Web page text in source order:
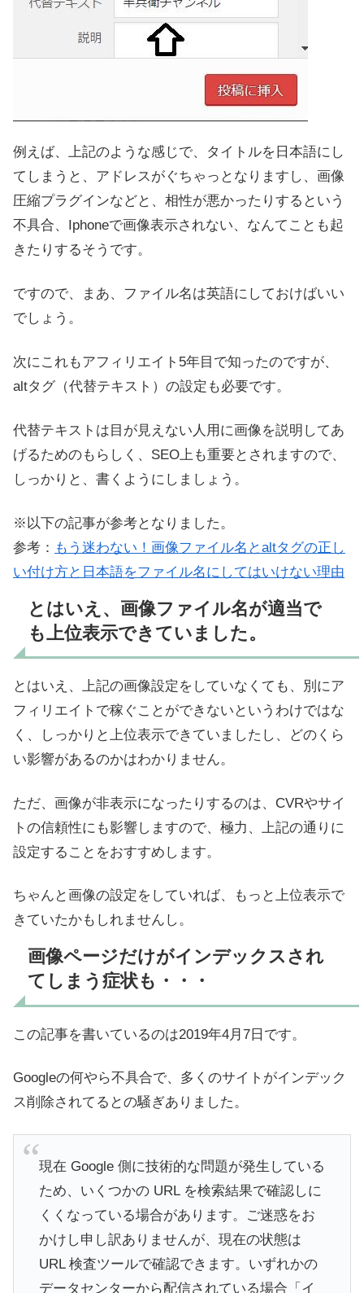
例えば、上記のような感じで、タイトルを日本語にし
てしまうと、アドレスがぐちゃっとなりますし、画像
圧縮プラグインなどと、相性が悪かったりするという
不具合、Iphoneで画像表示されない、なんてことも起
きたりするそうです。
ですので、まあ、ファイル名は英語にしておけばいい
でしょう。
次にこれもアフィリエイト5年目で知ったのですが、
altタグ（代替テキスト）の設定も必要です。
代替テキストは目が見えない人用に画像を説明してあ
げるためのもらしく、SEO上も重要とされますので、
しっかりと、書くようにしましょう。
※以下の記事が参考となりました。
参考： もう迷わない！画像ファイル名とaltタグの正し
い付け方と日本語をファイル名にしてはいけない理由
とはいえ、画像ファイル名が適当で
も上位表示できていました。
とはいえ、上記の画像設定をしていなくても、別にア
フィリエイトで稼ぐことができないというわけではな
く、しっかりと上位表示できていましたし、どのくら
い影響があるのかはわかりません。
ただ、画像が非表示になったりするのは、CVRやサイ
トの信頼性にも影響しますので、極力、上記の通りに
設定することをおすすめします。
ちゃんと画像の設定をしていれば、もっと上位表示で
きていたかもしれませんし。
画像ページだけがインデックスされ
てしまう症状も・・・
この記事を書いているのは2019年4月7日です。
Googleの何やら不具合で、多くのサイトがインデック
ス削除されてるとの騒ぎありました。
現在 Google 側に技術的な問題が発生している
ため、いくつかの URL を検索結果で確認しに
くくなっている場合があります。ご迷惑をお
かけし申し訳ありませんが、現在の状態は
URL 検査ツールで確認できます。いずれかの
データセンターから配信されている場合「イ